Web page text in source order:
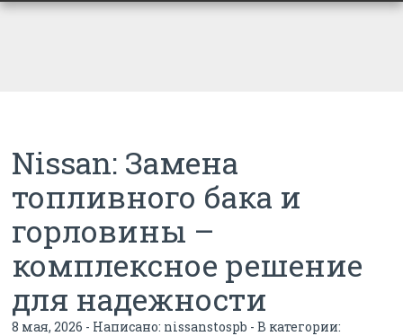
Nissan: Замена
топливного бака и
горловины –
комплексное решение
для надежности
8 мая, 2026 - Написано: nissanstospb - В категории: